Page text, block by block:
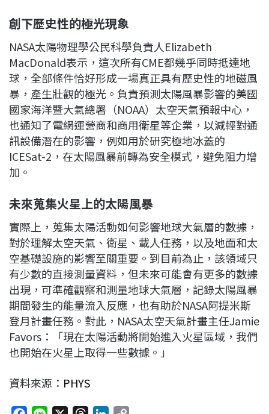
創下歷史性的極光現象
NASA太陽物理學公民科學負責人Elizabeth
MacDonald表示，這次所有CME都幾乎同時抵達地
球，全部條件恰好形成一場真正具有歷史性的地磁風
暴，產生壯觀的極光。負責預測太陽風暴影響的美國
國家海洋暨大氣總署（NOAA）太空天氣預報中心，
也通知了電網運營商和商用衛星等企業，以減輕對通
訊設備潛在的影響，例如用於研究極地冰蓋的
ICESat-2，在太陽風暴前轉為安全模式，避免阻力增
加。
未來蒐集火星上的太陽風暴
實際上，蒐集太陽活動如何影響地球大氣層的數據，
對於理解太空天氣、衛星、載人任務，以及地面和太
空基礎設施的影響至關重要。到目前為止，該領域只
有少數的直接測量資料，但未來可能會有更多的數據
出現，可準確觀察和測量地球大氣層，記錄太陽風暴
期間發生的能量流入反應，也有助於NASA阿提米斯
登月計畫任務。對此，NASA太空天氣計畫主任Jamie
Favors：「現在太陽活動將開始進入火星區域，我們
也開始在火星上取得一些數據。」
資料來源： PHYS